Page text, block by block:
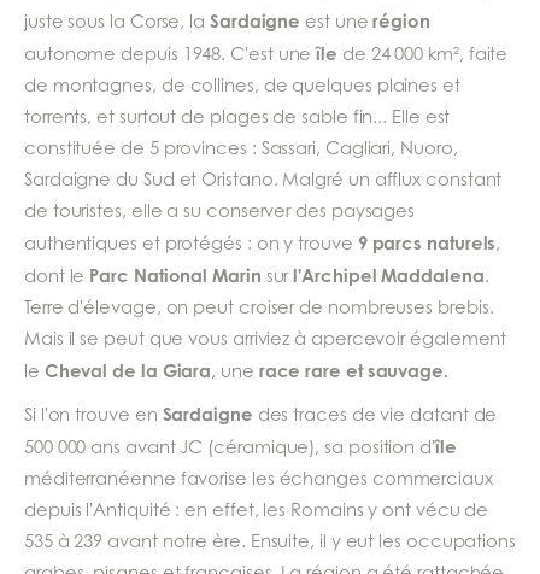
juste sous la Corse, la Sardaigne est unerégion
autonome depuis 1948. C'est uneîle de 24 000 km², faite
de montagnes, de collines, de quelques plaines et
torrents, et surtout de plages de sable fin... Elle est
constituée de 5 provinces : Sassari, Cagliari, Nuoro,
Sardaigne du Sud et Oristano. Malgré un afflux constant
de touristes, elle a su conserver des paysages
authentiques et protégés : on y trouve 9 parcs naturels,
dont le Parc National Marin surl'Archipel Maddalena.
Terre d'élevage, on peut croiser de nombreuses brebis.
Mais il se peut que vous arriviez à apercevoir également
le Cheval de la Giara, une race rare et sauvage.
Si l'on trouve en Sardaigne des traces de vie datant de
500 000 ans avant JC (céramique), sa position d'île
méditerranéenne favorise les échanges commerciaux
depuis l'Antiquité : en effet, les Romains y ont vécu de
535 à 239 avant notre ère. Ensuite, il y eut les occupations